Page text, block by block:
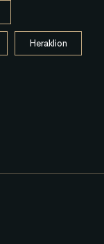
Heraklion